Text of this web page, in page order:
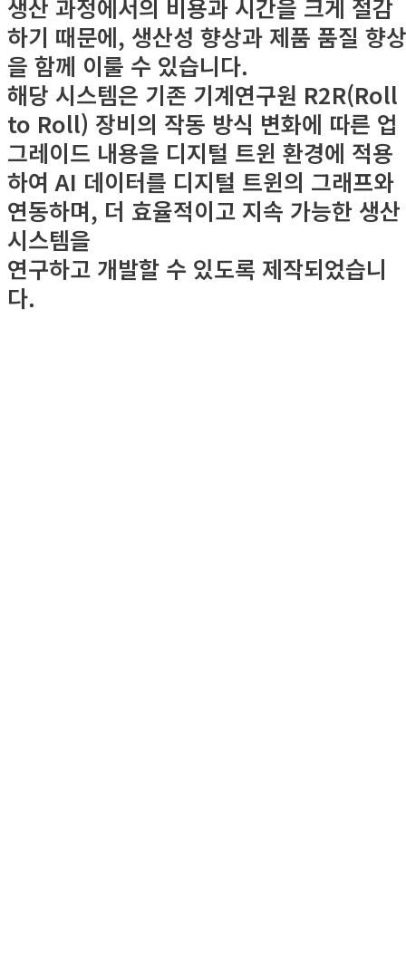
생산 과정에서의 비용과 시간을 크게 절감
하기 때문에, 생산성 향상과 제품 품질 향상
을 함께 이룰 수 있습니다.
해당 시스템은 기존 기계연구원 R2R(Roll
to Roll) 장비의 작동 방식 변화에 따른 업
그레이드 내용을 디지털 트윈 환경에 적용
하여 AI 데이터를 디지털 트윈의 그래프와
연동하며, 더 효율적이고 지속 가능한 생산
시스템을
연구하고 개발할 수 있도록 제작되었습니
다.